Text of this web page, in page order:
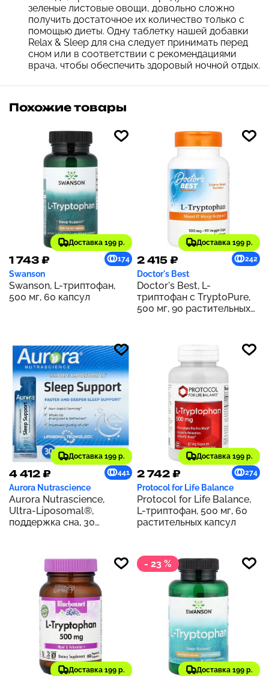
зеленые листовые овощи, довольно сложно
получить достаточное их количество только с
помощью диеты. Одну таблетку нашей добавки
Relax & Sleep для сна следует принимать перед
сном или в соответствии с рекомендациями
врача, чтобы обеспечить здоровый ночной отдых.
Похожие товары
Доставка 199 р.
1 743 ₽ 174
Swanson
Swanson, L-триптофан,
500 мг, 60 капсул
Доставка 199 р.
2 415 ₽ 242
Doctor's Best
Doctor's Best, L-
триптофан с TryptoPure,
500 мг, 90 растительных
Доставка 199 р.
4 412 ₽ 441
Aurora Nutrascience
Aurora Nutrascience,
Ultra-Liposomal®,
поддержка сна, 30
Доставка 199 р.
2 742 ₽ 274
Protocol for Life Balance
Protocol for Life Balance,
L-триптофан, 500 мг, 60
растительных капсул
Доставка 199 р.
- 23 %
Доставка 199 р.